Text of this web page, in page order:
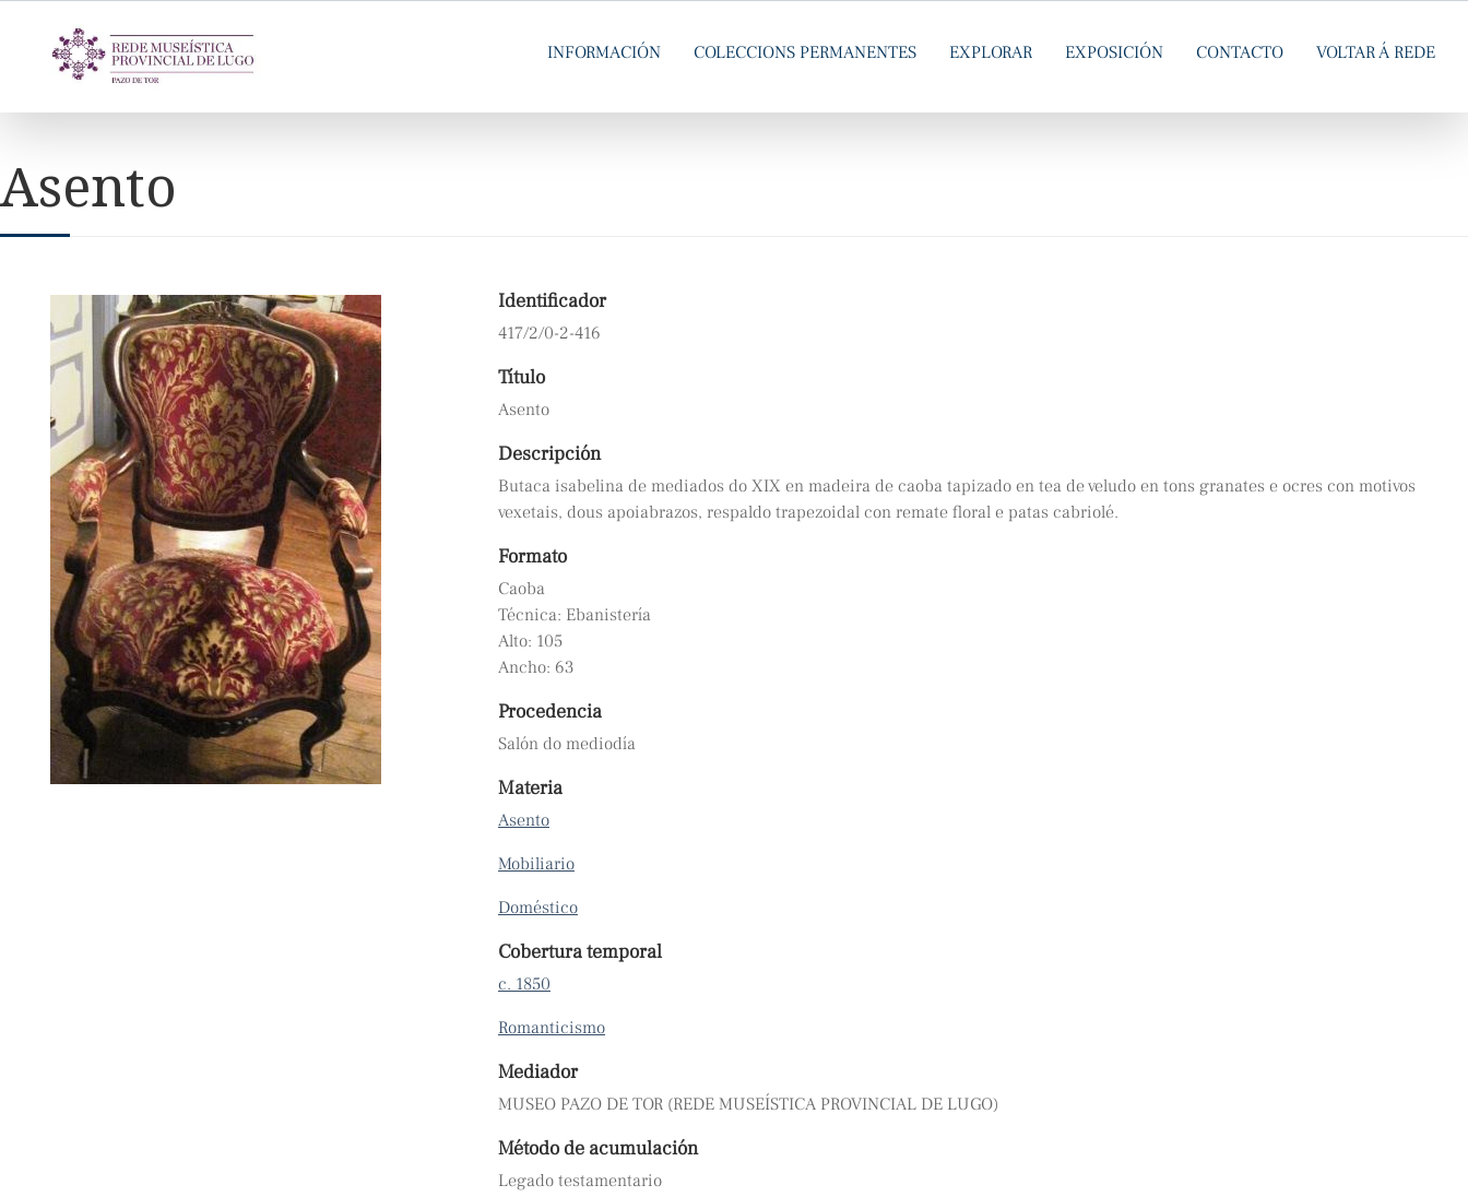
INFORMACIÓN COLECCIONS PERMANENTES EXPLORAR EXPOSICIÓN CONTACTO VOLTAR Á REDE
Asento
Identificador
417/2/0-2-416
Título
Asento
Descripción
Butaca isabelina de mediados do XIX en madeira de caoba tapizado en tea de veludo en tons granates e ocres con motivos
vexetais, dous apoiabrazos, respaldo trapezoidal con remate floral e patas cabriolé.
Formato
Caoba
Técnica: Ebanistería
Alto: 105
Ancho: 63
Procedencia
Salón do mediodía
Materia
Asento
Mobiliario
Doméstico
Cobertura temporal
c. 1850
Romanticismo
Mediador
MUSEO PAZO DE TOR (REDE MUSEÍSTICA PROVINCIAL DE LUGO)
Método de acumulación
Legado testamentario